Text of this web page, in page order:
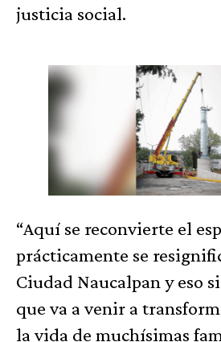
justicia social.
“Aquí se reconvierte el
prácticamente se
Ciudad Naucalpan y eso
que va a venir a
la vida de muchísimas